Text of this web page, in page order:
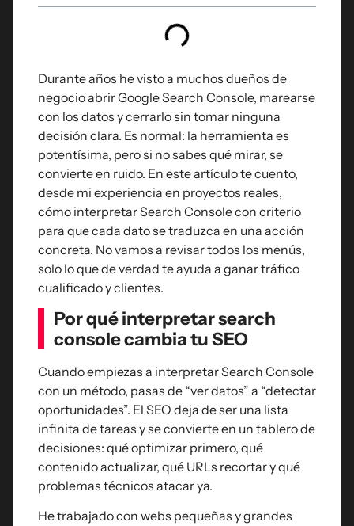
Durante años he visto a muchos dueños de
negocio abrir Google Search Console, marearse
con los datos y cerrarlo sin tomar ninguna
decisión clara. Es normal: la herramienta es
potentísima, pero si no sabes qué mirar, se
convierte en ruido. En este artículo te cuento,
desde mi experiencia en proyectos reales,
cómo interpretar Search Console con criterio
para que cada dato se traduzca en una acción
concreta. No vamos a revisar todos los menús,
solo lo que de verdad te ayuda a ganar tráfico
cualificado y clientes.
Por qué interpretar search
console cambia tu SEO
Cuando empiezas a interpretar Search Console
con un método, pasas de “ver datos” a “detectar
oportunidades”. El SEO deja de ser una lista
infinita de tareas y se convierte en un tablero de
decisiones: qué optimizar primero, qué
contenido actualizar, qué URLs recortar y qué
problemas técnicos atacar ya.
He trabajado con webs pequeñas y grandes